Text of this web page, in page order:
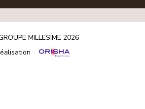
MILLESIME 2026